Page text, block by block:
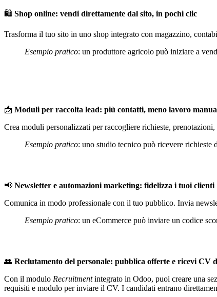
🛍️ Shop online: vendi direttamente dal sito, in pochi clic
Trasforma il tuo sito in uno shop integrato con magazzino,
Esempio pratico: un produttore agricolo può iniziare a
📩 Moduli per raccolta lead: più contatti, meno lavoro
Crea moduli personalizzati per raccogliere richieste,
Esempio pratico: uno studio tecnico può ricevere
📢 Newsletter e automazioni marketing: fidelizza i tuoi clienti
Comunica in modo professionale con il tuo pubblico. Invia
Esempio pratico: un eCommerce può inviare un codice
👥 Reclutamento del personale: pubblica offerte e ricevi CV
Con il modulo Recruitmentintegrato in Odoo, puoi creare una
requisiti e modulo per inviare il CV. I candidati entrano